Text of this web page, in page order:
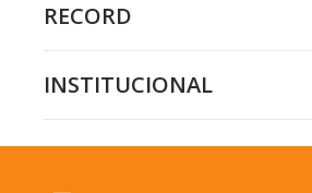
RECORD
INSTITUCIONAL